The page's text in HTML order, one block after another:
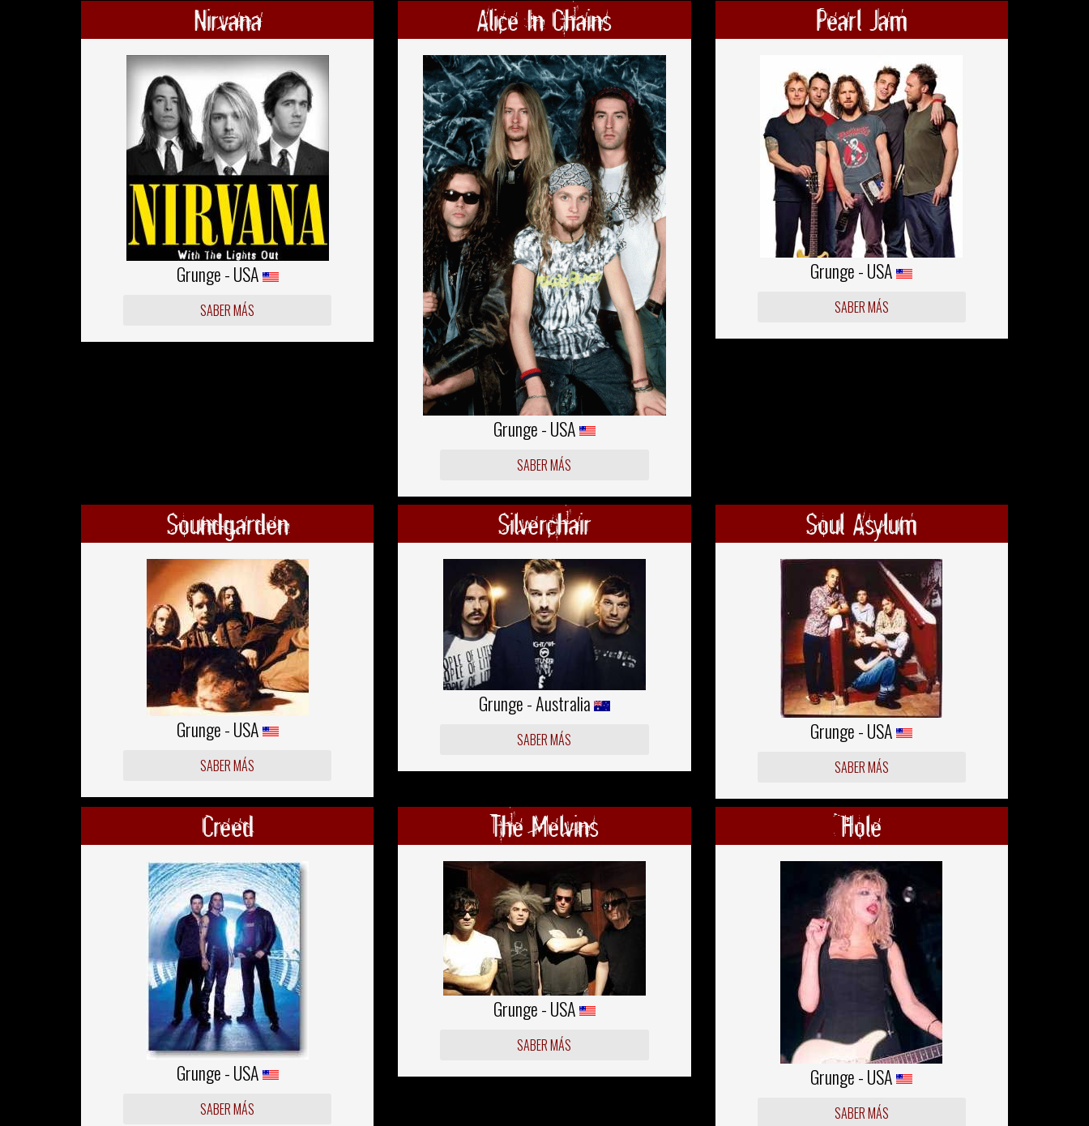
Nirvana
Grunge - USA
SABER MÁS
Alice In Chains
Grunge - USA
SABER MÁS
Pearl Jam
Grunge - USA
SABER MÁS
Soundgarden
Grunge - USA
SABER MÁS
Silverchair
Grunge - Australia
SABER MÁS
Soul Asylum
Grunge - USA
SABER MÁS
Creed
Grunge - USA
SABER MÁS
The Melvins
Grunge - USA
SABER MÁS
Hole
Grunge - USA
SABER MÁS